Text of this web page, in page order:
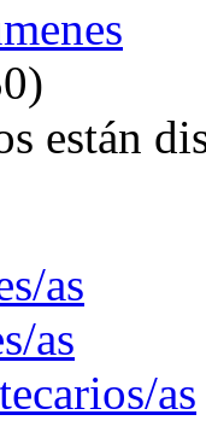
están
as
as
as